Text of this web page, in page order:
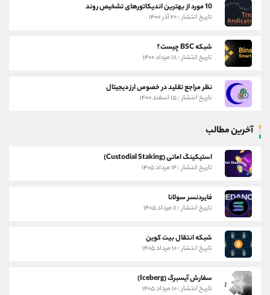
10 مورد از بهترین اندیکاتورهای تشخیص روند
تاریخ انتشار : ۲۰ آذر ۱۴۰۰
شبکه BSC چیست؟
تاریخ انتشار : ۱۸ مرداد ۱۴۰۰
نظر مراجع تقلید در خصوص ارز دیجیتال
تاریخ انتشار : ۱۵ اسفند ۱۴۰۰
آخرین مطالب
استیکینگ امانی (Custodial Staking)
تاریخ انتشار : ۱۴ مرداد ۱۴۰۵
فایردنسر سولانا
تاریخ انتشار : ۱۱ مرداد ۱۴۰۵
شبکه انتقال بیت کوین
تاریخ انتشار : ۱۰ مرداد ۱۴۰۵
سفارش آیسبرگ (Iceberg)
تاریخ انتشار : ۱۰ مرداد ۱۴۰۵